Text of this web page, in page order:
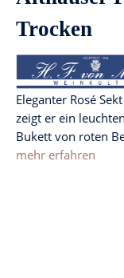
Trocken
Eleganter Rosé
zeigt er ein
Bukett von roten
mehr erfahren